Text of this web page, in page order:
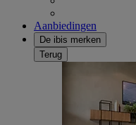
Aanbiedingen
De ibis merken
Terug